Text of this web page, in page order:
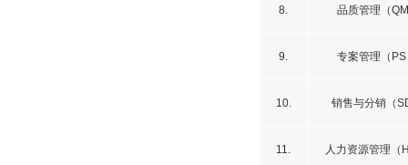
8. 品质管理（
9. 专案管理（
10. 销售与分销（
11. 人力资源管理（